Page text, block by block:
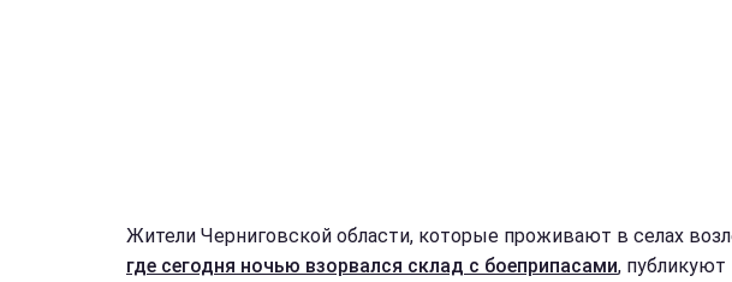
Жители Черниговской области, которые проживают в селах
где сегодня ночью взорвался склад с боеприпасами, публикуют